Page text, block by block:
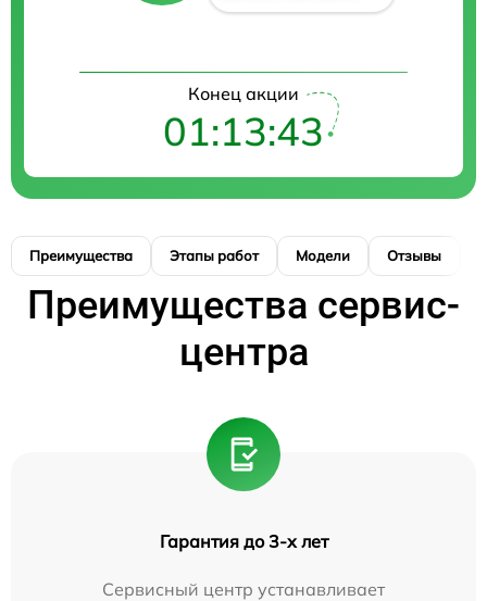
Конец акции
01:13:43
Преимущества Этапы работ Модели Отзывы
Преимущества сервис-
центра
Гарантия до 3-х лет
Сервисный центр устанавливает